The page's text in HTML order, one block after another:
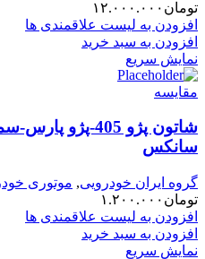
تومان ۱۲.۰۰۰.۰۰۰
افزودن به لیست علاقمندی ها
افزودن به سبد خرید
نمایش سریع
مقایسه
سانکس
گروه ایران خودرویی, موتوری
تومان ۱.۲۰۰.۰۰۰
افزودن به لیست علاقمندی ها
افزودن به سبد خرید
نمایش سریع